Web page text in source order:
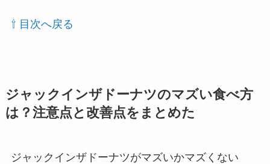
⇧ 目次へ戻る
ジャックインザドーナツのマズい食べ方
は？注意点と改善点をまとめた
ジャックインザドーナツがマズいかマズくない